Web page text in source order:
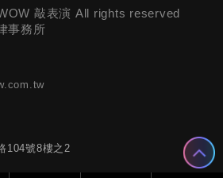
敲表演 All rights reserved
事務所
104號8樓之2